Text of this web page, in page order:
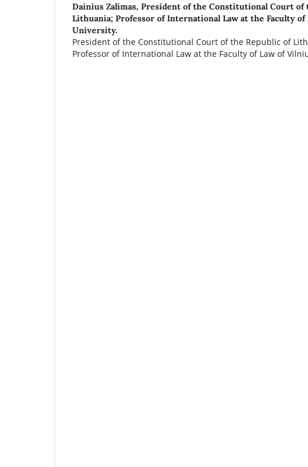
Dainius Zalimas, President of the Constitutional Court of
Lithuania; Professor of International Law at the Faculty of
University.
President of the Constitutional Court of the Republic of
Professor of International Law at the Faculty of Law of